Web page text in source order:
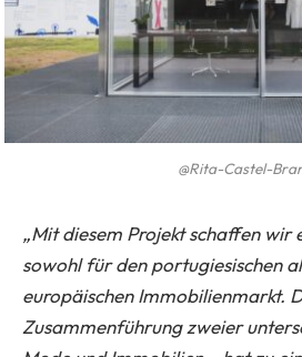
@Rita-Castel-
„Mit diesem Projekt schaffen wir
sowohl für den portugiesischen
europäischen Immobilienmarkt.
Zusammenführung zweier